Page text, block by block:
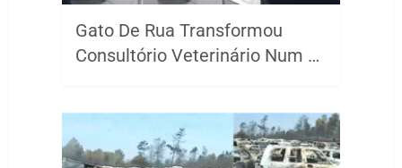
Gato De Rua Transformou
Consultório Veterinário Num …